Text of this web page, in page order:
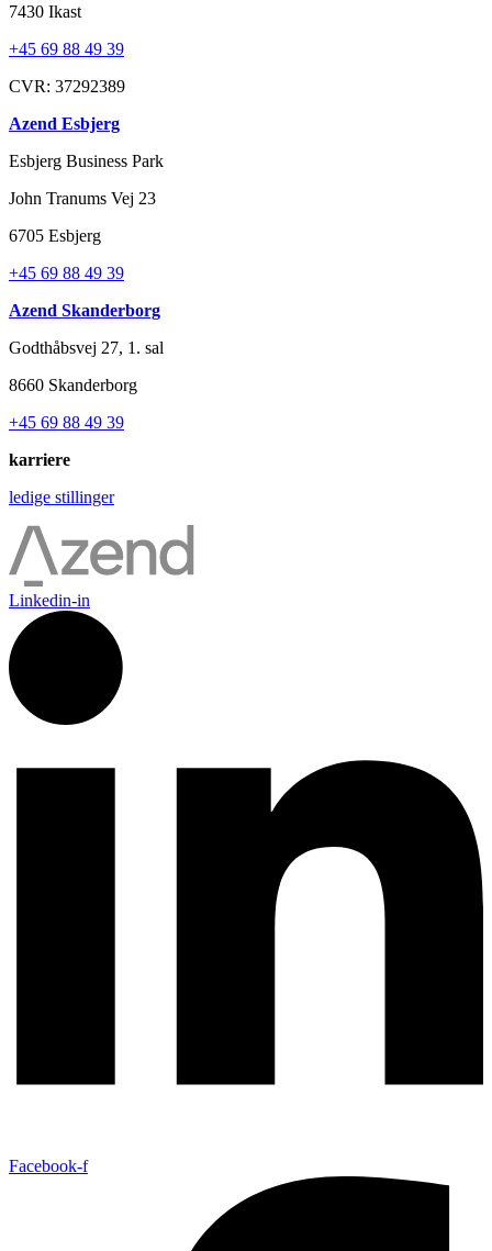
7430 Ikast
+45 69 88 49 39
CVR: 37292389
Azend Esbjerg
Esbjerg Business Park
John Tranums Vej 23
6705 Esbjerg
+45 69 88 49 39
Azend Skanderborg
Godthåbsvej 27, 1. sal
8660 Skanderborg
+45 69 88 49 39
karriere
ledige stillinger
Linkedin-in
Facebook-f